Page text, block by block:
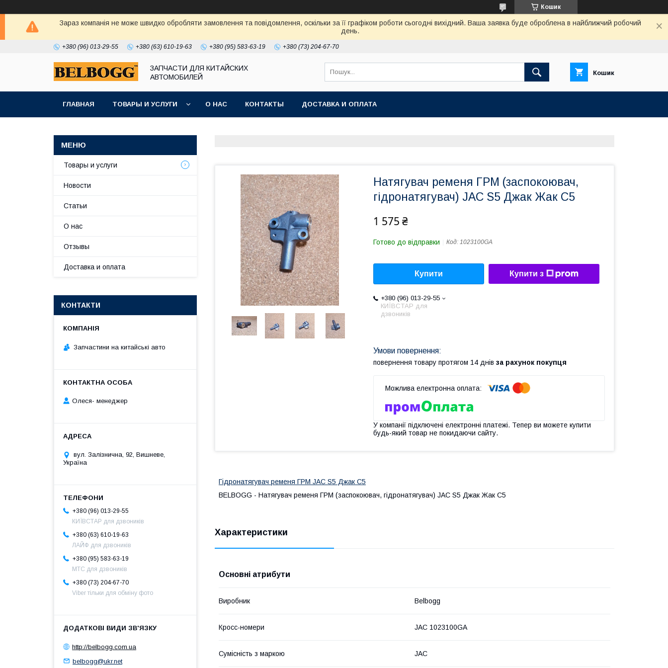
Кошик
Зараз компанія не може швидко обробляти замовлення та повідомлення, оскільки за її графіком роботи сьогодні вихідний. Ваша заявка буде оброблена в найближчий робочий
день.
+380 (96) 013-29-55 +380 (63) 610-19-63 +380 (95) 583-63-19 +380 (73) 204-67-70
ЗАПЧАСТИ ДЛЯ КИТАЙСКИХ
АВТОМОБИЛЕЙ
Кошик
ГЛАВНАЯ ТОВАРЫ И УСЛУГИ О НАС КОНТАКТЫ ДОСТАВКА И ОПЛАТА
Натягувач ременя ГРМ (заспокоювач,
гідронатягувач) JAC S5 Джак Жак С5
1 575 ₴
Готово до відправки Код: 1023100GA
Купити Купити з
+380 (96) 013-29-55
КИЇВСТАР для
дзвоників
повернення товару протягом 14 днів за рахунок покупця
У компанії підключені електронні платежі. Тепер ви можете купити
будь-який товар не покидаючи сайту.
Гідронатягувач ременя ГРМ JAC S5 Джак С5
BELBOGG - Натягувач ременя ГРМ (заспокоювач, гідронатягувач) JAC S5 Джак Жак С5
Характеристики
Основні атрибути
Виробник Belbogg
Кросс-номери JAC 1023100GA
Сумісність з маркою JAC
Товары и услуги
Новости
Статьи
О нас
Отзывы
Доставка и оплата
КОНТАКТИ
Запчастини на китайські авто
Олеся- менеджер
вул. Залізнична, 92, Вишневе,
Україна
+380 (96) 013-29-55
КИЇВСТАР для дзвоників
+380 (63) 610-19-63
ЛАЙФ для дзвоників
+380 (95) 583-63-19
МТС для дзвоників
+380 (73) 204-67-70
Viber тільки для обміну фото
http://belbogg.com.ua
belbogg@ukr.net